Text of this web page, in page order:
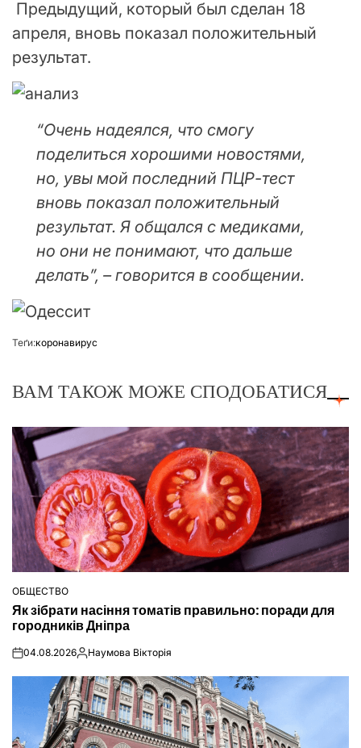
Предыдущий, который был сделан 18
апреля, вновь показал положительный
результат.
“Очень надеялся, что смогу
поделиться хорошими новостями,
но, увы мой последний ПЦР-тест
вновь показал положительный
результат. Я общался с медиками,
но они не понимают, что дальше
делать”, – говорится в сообщении.
Теґи:коронавирус
ВАМ ТАКОЖ МОЖЕ СПОДОБАТИСЯ
ОПУБЛІКУВАТИ
У
ОБЩЕСТВО
Як зібрати насіння томатів правильно: поради для
городників Дніпра
on04.08.2026Опубліковано
Наумова Вікторія